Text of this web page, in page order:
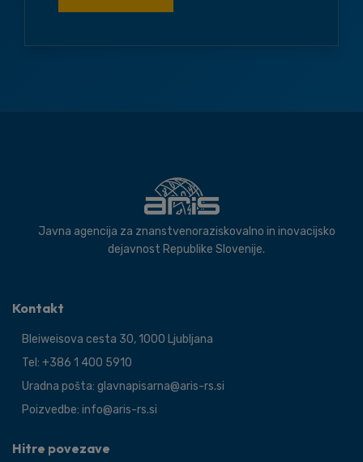
Javna agencija za znanstvenoraziskovalno in inovacijsko
dejavnost Republike Slovenije.
Kontakt
Bleiweisova cesta 30, 1000 Ljubljana
Tel: +386 1 400 5910
Uradna pošta: glavnapisarna@aris-rs.si
Poizvedbe: info@aris-rs.si
Hitre povezave